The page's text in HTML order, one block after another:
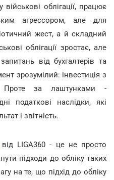
облігації, працює
агрессором, але для
жест, а й складний
облігації зростає, але
від бухгалтерів та
зрозумілий: інвестиція з
Проте за лаштунками -
податкові наслідки, які
і звітність.
від LIGA360 - це не просто
підходи до обліку таких
на те, що підхід до обліку